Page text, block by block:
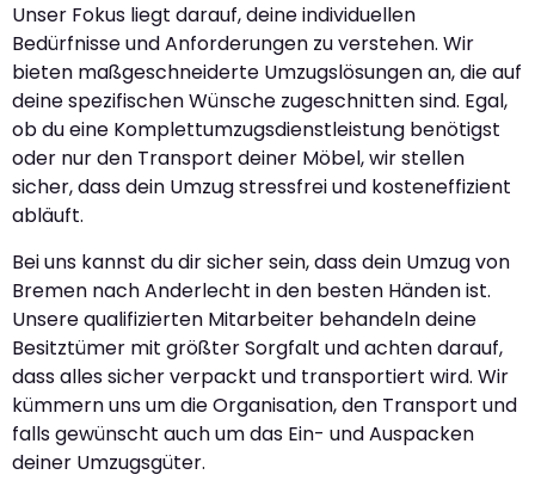
Unser Fokus liegt darauf, deine individuellen
Bedürfnisse und Anforderungen zu verstehen. Wir
bieten maßgeschneiderte Umzugslösungen an, die auf
deine spezifischen Wünsche zugeschnitten sind. Egal,
ob du eine Komplettumzugsdienstleistung benötigst
oder nur den Transport deiner Möbel, wir stellen
sicher, dass dein Umzug stressfrei und kosteneffizient
abläuft.
Bei uns kannst du dir sicher sein, dass dein Umzug von
Bremen nach Anderlecht in den besten Händen ist.
Unsere qualifizierten Mitarbeiter behandeln deine
Besitztümer mit größter Sorgfalt und achten darauf,
dass alles sicher verpackt und transportiert wird. Wir
kümmern uns um die Organisation, den Transport und
falls gewünscht auch um das Ein- und Auspacken
deiner Umzugsgüter.